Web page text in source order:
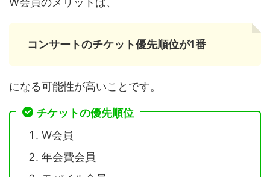
コンサートのチケット優先順位が1番
になる可能性が高いことです。
チケットの優先順位
W会員
年会費会員